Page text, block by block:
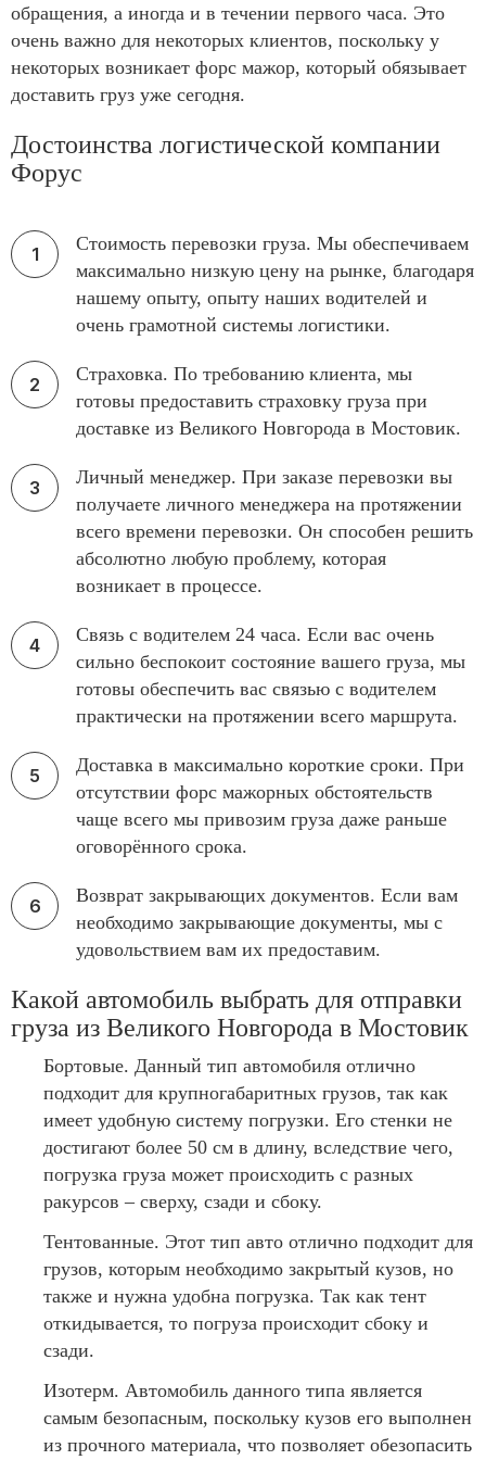
обращения, а иногда и в течении первого часа. Это
очень важно для некоторых клиентов, поскольку у
некоторых возникает форс мажор, который обязывает
доставить груз уже сегодня.
Достоинства логистической компании
Форус
Стоимость перевозки груза. Мы обеспечиваем
максимально низкую цену на рынке, благодаря
нашему опыту, опыту наших водителей и
очень грамотной системы логистики.
Страховка. По требованию клиента, мы
готовы предоставить страховку груза при
доставке из Великого Новгорода в Мостовик.
Личный менеджер. При заказе перевозки вы
получаете личного менеджера на протяжении
всего времени перевозки. Он способен решить
абсолютно любую проблему, которая
возникает в процессе.
Связь с водителем 24 часа. Если вас очень
сильно беспокоит состояние вашего груза, мы
готовы обеспечить вас связью с водителем
практически на протяжении всего маршрута.
Доставка в максимально короткие сроки. При
отсутствии форс мажорных обстоятельств
чаще всего мы привозим груза даже раньше
оговорённого срока.
Возврат закрывающих документов. Если вам
необходимо закрывающие документы, мы с
удовольствием вам их предоставим.
Какой автомобиль выбрать для отправки
груза из Великого Новгорода в Мостовик
Бортовые. Данный тип автомобиля отлично
подходит для крупногабаритных грузов, так как
имеет удобную систему погрузки. Его стенки не
достигают более 50 см в длину, вследствие чего,
погрузка груза может происходить с разных
ракурсов – сверху, сзади и сбоку.
Тентованные. Этот тип авто отлично подходит для
грузов, которым необходимо закрытый кузов, но
также и нужна удобна погрузка. Так как тент
откидывается, то погруза происходит сбоку и
сзади.
Изотерм. Автомобиль данного типа является
самым безопасным, поскольку кузов его выполнен
из прочного материала, что позволяет обезопасить